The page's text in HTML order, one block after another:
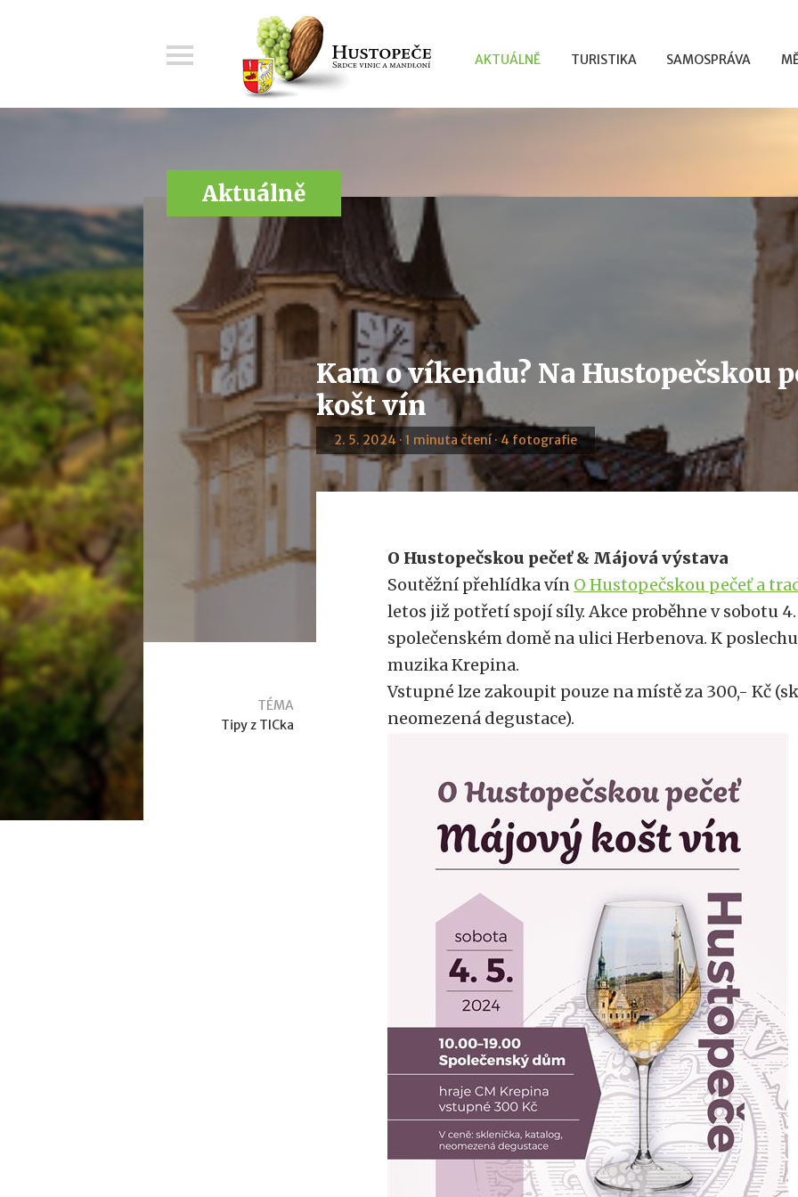
AKTUÁLNĚ TURISTIKA SAMOSPRÁVA
Aktuálně
Kam o víkendu? Na Hustopečskou
košt vín
2. 5. 2024 · 1 minuta čtení · 4 fotografie
TÉMA
Tipy z TICka
O Hustopečskou pečeť & Májová výstava
Soutěžní přehlídka vín O Hustopečskou pečeť a
letos již potřetí spojí síly. Akce proběhne v sobotu
společenském domě na ulici Herbenova. K
muzika Krepina.
Vstupné lze zakoupit pouze na místě za 300,- Kč
neomezená degustace).